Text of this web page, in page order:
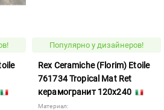
Популярно у дизайнеров!
Rex Ceramiche (Florim) Etoile
761734 Tropical Mat Ret
керамогранит 120x240
Материал: